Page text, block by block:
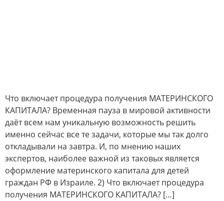
Что включает процедура получения МАТЕРИНСКОГО
КАПИТАЛА? Временная пауза в мировой активности
даёт всем нам уникальную возможность решить
именно сейчас все те задачи, которые мы так долго
откладывали на завтра. И, по мнению наших
экспертов, наиболее важной из таковых является
оформление материнского капитала для детей
граждан РФ в Израиле. 2) Что включает процедура
получения МАТЕРИНСКОГО КАПИТАЛА? […]